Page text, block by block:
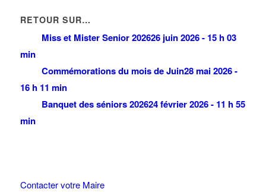
RETOUR SUR…
Miss et Mister Senior 202626 juin 2026 - 15 h 03
min
Commémorations du mois de Juin28 mai 2026 -
16 h 11 min
Banquet des séniors 202624 février 2026 - 11 h 55
min
Contacter votre Maire